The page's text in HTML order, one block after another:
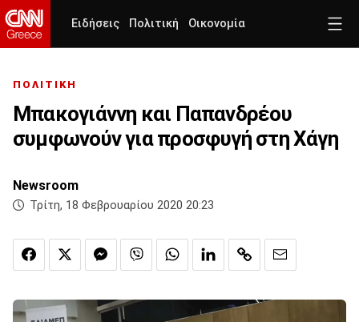
Ειδήσεις Πολιτική Οικονομία
ΠΟΛΙΤΙΚΗ
Μπακογιάννη και Παπανδρέου
συμφωνούν για προσφυγή στη Χάγη
Newsroom
Τρίτη, 18 Φεβρουαρίου 2020 20:23